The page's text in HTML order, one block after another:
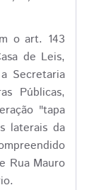
o art. 143
de Leis,
Secretaria
Públicas,
"tapa
laterais da
Rua Mauro